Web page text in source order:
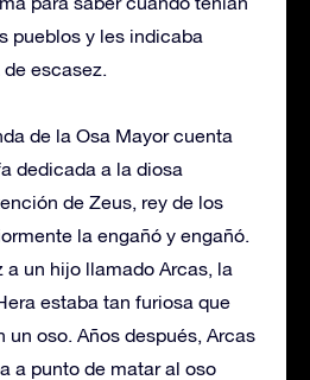
pueblos y les indicaba
escasez.
de la Osa Mayor cuenta
dedicada a la diosa
de Zeus, rey de los
la engañó y engañó.
a un hijo llamado Arcas, la
estaba tan furiosa que
oso. Años después, Arcas
a punto de matar al oso